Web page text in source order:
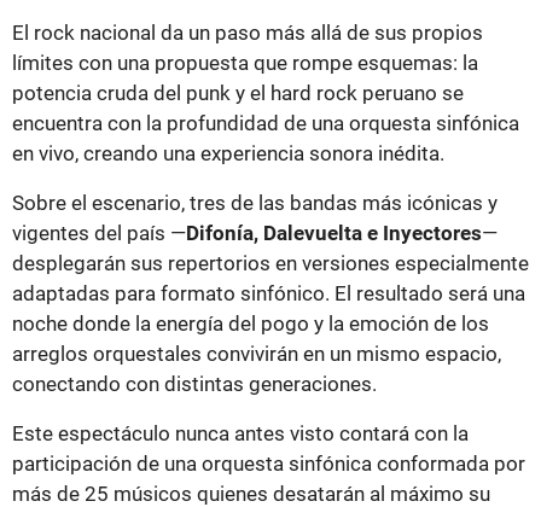
El rock nacional da un paso más allá de sus propios
límites con una propuesta que rompe esquemas: la
potencia cruda del punk y el hard rock peruano se
encuentra con la profundidad de una orquesta sinfónica
en vivo, creando una experiencia sonora inédita.
Sobre el escenario, tres de las bandas más icónicas y
vigentes del país —Difonía, Dalevuelta e Inyectores—
desplegarán sus repertorios en versiones especialmente
adaptadas para formato sinfónico. El resultado será una
noche donde la energía del pogo y la emoción de los
arreglos orquestales convivirán en un mismo espacio,
conectando con distintas generaciones.
Este espectáculo nunca antes visto contará con la
participación de una orquesta sinfónica conformada por
más de 25 músicos quienes desatarán al máximo su